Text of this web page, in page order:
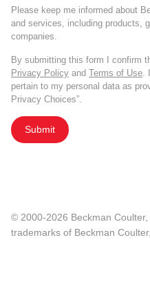
Please keep me informed about
and services, including products,
companies.
By submitting this form I confirm
Privacy Policy and Terms of Use
pertain to my personal data as
Privacy Choices”.
Submit
© 2000-2026 Beckman
trademarks of Beckman